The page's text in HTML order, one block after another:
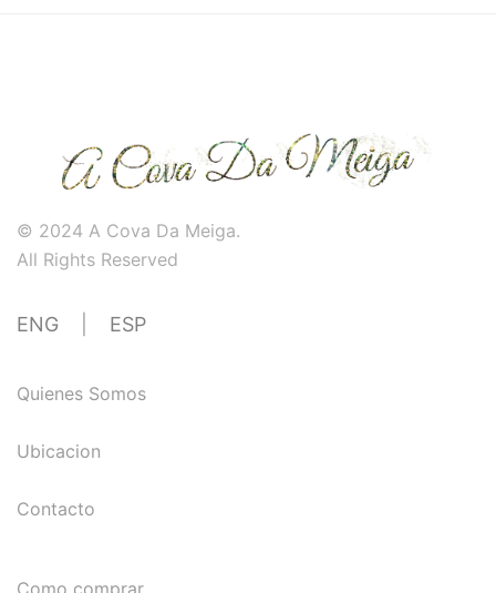
© 2024 A Cova Da Meiga.
All Rights Reserved
ENG ESP
Quienes Somos
Ubicacion
Contacto